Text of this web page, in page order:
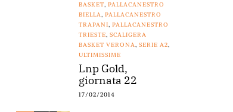
BASKET, PALLACANESTRO
BIELLA, PALLACANESTRO
TRAPANI, PALLACANESTRO
TRIESTE, SCALIGERA
BASKET VERONA, SERIE A2,
ULTIMISSIME
Lnp Gold,
giornata 22
17/02/2014